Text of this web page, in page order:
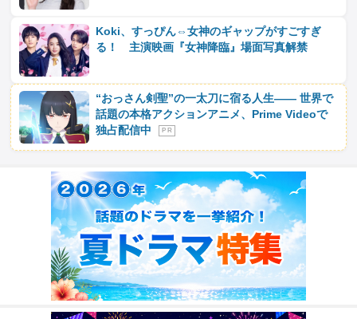
Koki、すっぴん⇔女神のギャップがすごすぎ
る！ 主演映画『女神降臨』場面写真解禁
“おっさん剣聖”の一太刀に宿る人生―― 世界で
話題の本格アクションアニメ、Prime Videoで
独占配信中
P R